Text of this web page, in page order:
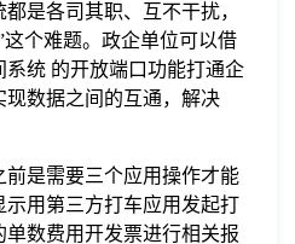
是各司其职、互不干扰，
这个难题。政企单位可以借
系统 的开放端口功能打通企
现数据之间的互通，解决
前是需要三个应用操作才能
用第三方打车应用发起打
数费用开发票进行相关报